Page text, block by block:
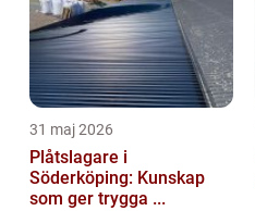
31 maj 2026
Plåtslagare i
Söderköping: Kunskap
som ger trygga ...